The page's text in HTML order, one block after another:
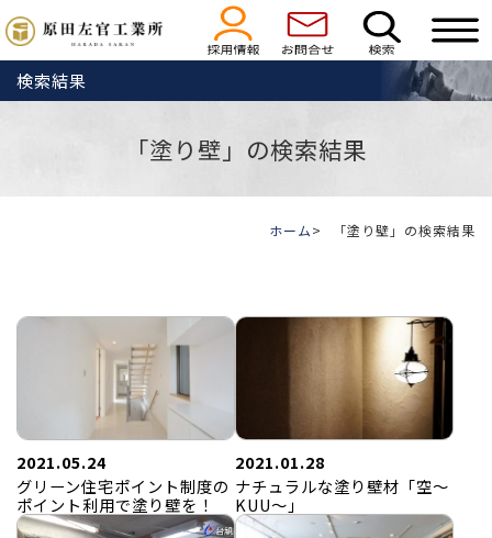
検索結果
「塗り壁」の検索結果
ホーム 「塗り壁」の検索結果
2021.05.24
グリーン住宅ポイント制度の
ポイント利用で塗り壁を！
2021.01.28
ナチュラルな塗り壁材「空～
KUU～」